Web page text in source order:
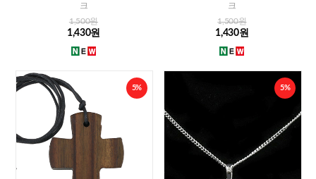
크
1,500원
1,430원
크
1,500원
1,430원
5% 5%